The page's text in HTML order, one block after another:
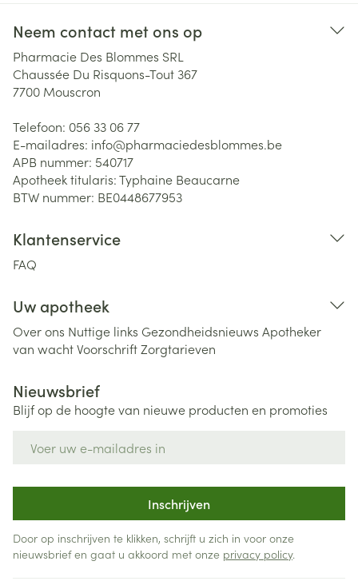
Neem contact met ons op
Pharmacie Des Blommes SRL
Chaussée Du Risquons-Tout 367
7700 Mouscron
Telefoon: 056 33 06 77
E-mailadres: info@pharmaciedesblommes.be
APB nummer: 540717
Apotheek titularis:Typhaine Beaucarne
BTW nummer: BE0448677953
Klantenservice
FAQ
Uw apotheek
Over ons Nuttige links Gezondheidsnieuws Apotheker
van wachtVoorschriftZorgtarieven
Nieuwsbrief
Blijf op de hoogte van nieuwe producten en promoties
Inschrijven
Door op inschrijven te klikken, schrijft u zich in voor onze
nieuwsbrief en gaat u akkoord met onze privacy policy.